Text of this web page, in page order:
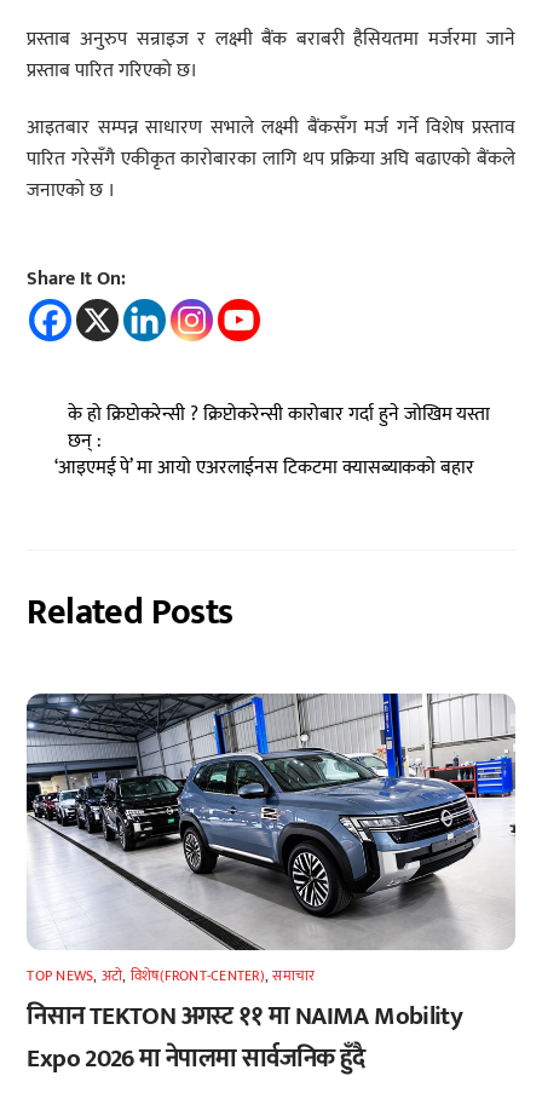
प्रस्ताब अनुरुप सन्राइज र लक्ष्मी बैंक बराबरी हैसियतमा मर्जरमा जाने
प्रस्ताब पारित गरिएको छ।
आइतबार सम्पन्न साधारण सभाले लक्ष्मी बैंकसँग मर्ज गर्ने विशेष प्रस्ताव
पारित गरेसँगै एकीकृत कारोबारका लागि थप प्रक्रिया अघि बढाएको बैंकले
जनाएको छ ।
Share It On:
के हो क्रिप्टोकरेन्सी ? क्रिप्टोकरेन्सी कारोबार गर्दा हुने जोखिम यस्ता
छन् :
‘आइएमई पे’ मा आयो एअरलाईनस टिकटमा क्यासब्याकको बहार
Related Posts
TOP NEWS, अटाे, विशेष(FRONT-CENTER),समाचार
निसान TEKTON अगस्ट ११ मा NAIMA Mobility
Expo 2026 मा नेपालमा सार्वजनिक हुँदै